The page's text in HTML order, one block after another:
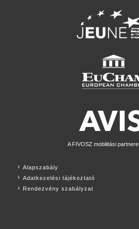
A FIVOSZ mobilitási partnere
Alapszabály
Adatkezelési tájékoztató
Rendezvény szabályzat